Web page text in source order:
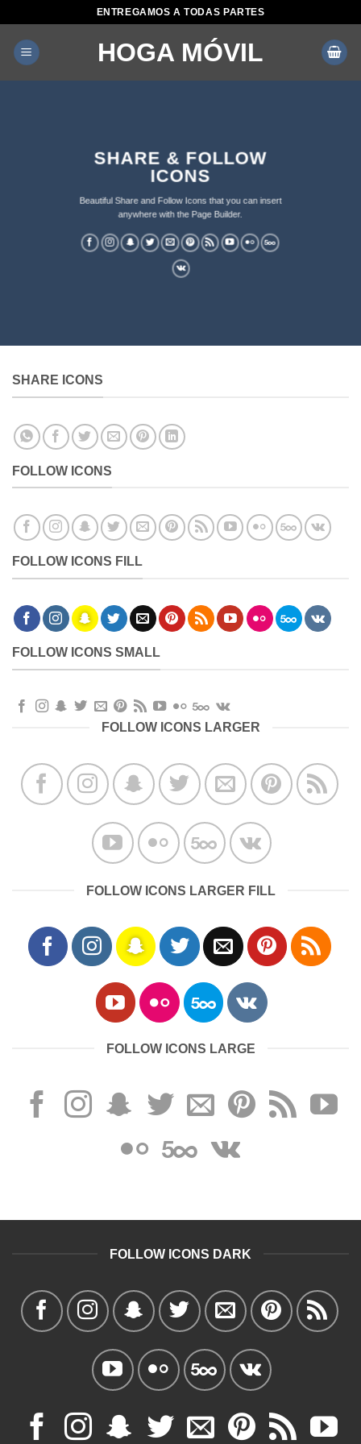
contenido
ENTREGAMOS A TODAS PARTES
HOGA MÓVIL
SHARE & FOLLOW
ICONS
Beautiful Share and Follow Icons that you can insert
anywhere with the Page Builder.
SHARE ICONS
FOLLOW ICONS
FOLLOW ICONS FILL
FOLLOW ICONS SMALL
FOLLOW ICONS LARGER
FOLLOW ICONS LARGER FILL
FOLLOW ICONS LARGE
FOLLOW ICONS DARK